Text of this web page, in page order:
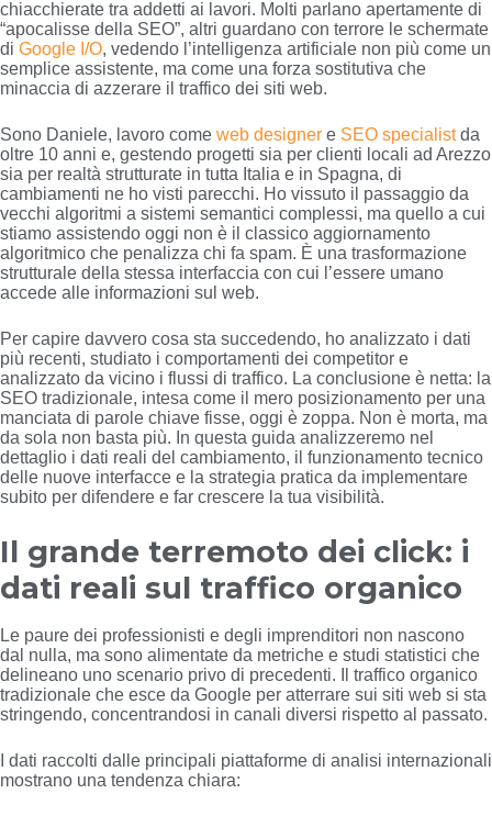
chiacchierate tra addetti ai lavori. Molti parlano apertamente di
“apocalisse della SEO”, altri guardano con terrore le schermate
di Google I/O, vedendo l’intelligenza artificiale non più come un
semplice assistente, ma come una forza sostitutiva che
minaccia di azzerare il traffico dei siti web.
Sono Daniele, lavoro come web designer e SEO specialistda
oltre 10 anni e, gestendo progetti sia per clienti locali ad Arezzo
sia per realtà strutturate in tutta Italia e in Spagna, di
cambiamenti ne ho visti parecchi. Ho vissuto il passaggio da
vecchi algoritmi a sistemi semantici complessi, ma quello a cui
stiamo assistendo oggi non è il classico aggiornamento
algoritmico che penalizza chi fa spam. È una trasformazione
strutturale della stessa interfaccia con cui l’essere umano
accede alle informazioni sul web.
Per capire davvero cosa sta succedendo, ho analizzato i dati
più recenti, studiato i comportamenti dei competitor e
analizzato da vicino i flussi di traffico. La conclusione è netta: la
SEO tradizionale, intesa come il mero posizionamento per una
manciata di parole chiave fisse, oggi è zoppa. Non è morta, ma
da sola non basta più. In questa guida analizzeremo nel
dettaglio i dati reali del cambiamento, il funzionamento tecnico
delle nuove interfacce e la strategia pratica da implementare
subito per difendere e far crescere la tua visibilità.
Il grande terremoto dei click: i
dati reali sul traffico organico
Le paure dei professionisti e degli imprenditori non nascono
dal nulla, ma sono alimentate da metriche e studi statistici che
delineano uno scenario privo di precedenti. Il traffico organico
tradizionale che esce da Google per atterrare sui siti web si sta
stringendo, concentrandosi in canali diversi rispetto al passato.
I dati raccolti dalle principali piattaforme di analisi internazionali
mostrano una tendenza chiara: